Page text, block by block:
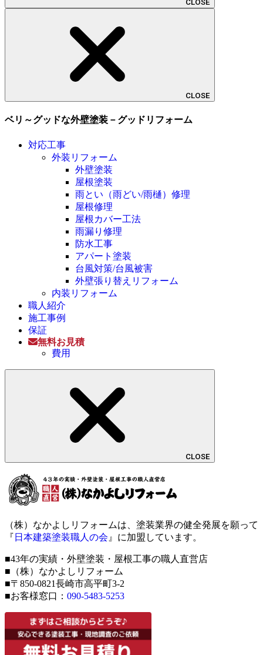
CLOSE
CLOSE
ベリ～グッドな外壁塗装－グッドリフォーム
対応工事
外装リフォーム
外壁塗装
屋根塗装
雨とい（雨どい/雨樋）修理
屋根修理
屋根カバー工法
雨漏り修理
防水工事
アパート塗装
台風対策/台風被害
外壁張り替えリフォーム
内装リフォーム
職人紹介
施工事例
保証
無料お見積
費用
CLOSE
（株）なかよしリフォームは、塗装業界の健全発展を願って
『 日本建築塗装職人の会 』に加盟しています。
■43年の実績・外壁塗装・屋根工事の職人直営店
■（株）なかよしリフォーム
■〒850-0821長崎市高平町3-2
■お客様窓口： 090-5483-5253